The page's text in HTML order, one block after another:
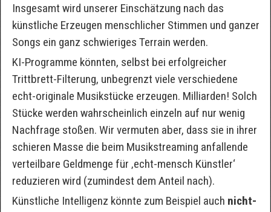
Insgesamt wird unserer Einschätzung nach das
künstliche Erzeugen menschlicher Stimmen und ganzer
Songs ein ganz schwieriges Terrain werden.
KI-Programme könnten, selbst bei erfolgreicher
Trittbrett-Filterung, unbegrenzt viele verschiedene
echt-originale Musikstücke erzeugen. Milliarden! Solch
Stücke werden wahrscheinlich einzeln auf nur wenig
Nachfrage stoßen. Wir vermuten aber, dass sie in ihrer
schieren Masse die beim Musikstreaming anfallende
verteilbare Geldmenge für ‚echt-mensch Künstler‘
reduzieren wird (zumindest dem Anteil nach).
Künstliche Intelligenz könnte zum Beispiel auch nicht-